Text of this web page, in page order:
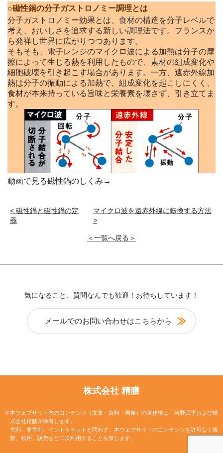
○磁性鍋の分子ガストロノミー調理とは
分子ガストロノミー効果とは、食材の構造を分子レベルで
考え、おいしさを追求する新しい調理法です。フランスか
ら発祥し世界に広がりつつあります。
そもそも、電子レンジのマイクロ波による加熱は分子の摩
擦によって生じる熱を利用したもので、素材の組成変化や
細胞破壊を引き起こす場合があります。一方、遠赤外線加
熱は分子の振動による加熱で、組成変化を起こしにくく、
食材が本来持っている旨味と栄養素を壊さず、引き立てま
す。
動画で見る磁性鍋のしくみ→
<磁性鍋と磁性鍋の定
義
マイクロ波を遠赤外線に転換する方法
>
＜一覧へ戻る＞
気になること、質問なんでも歓迎！お待ちしています！
メールでのお問い合わせはこちらから
株式会社 精膳
※本ウェブサイト内のコンテンツ（文章・資料・画像）の著作権は、河野武平および株
式会社精膳が保有します。
営利、非営利、イントラネットを問わず、本ウェブサイトのコンテンツを許可なく複
製、転用、販売など二次利用することを禁じます。